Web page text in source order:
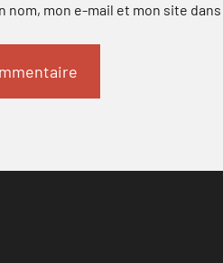
nom, mon e-mail et mon site